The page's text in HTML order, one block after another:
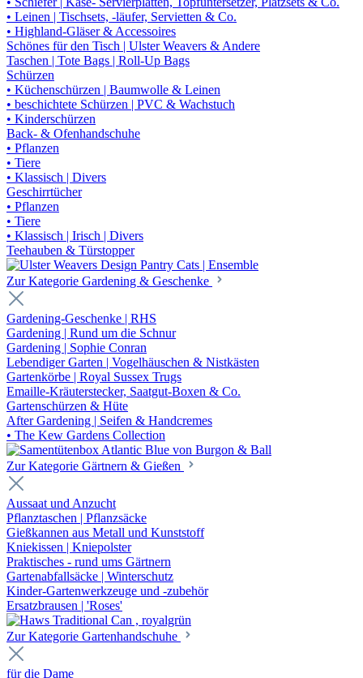
• Leinen | Tischsets, -läufer, Servietten & Co.
• Highland-Gläser & Accessoires
Schönes für den Tisch | Ulster Weavers & Andere
Taschen | Tote Bags | Roll-Up Bags
Schürzen
• Küchenschürzen | Baumwolle & Leinen
• beschichtete Schürzen | PVC & Wachstuch
• Kinderschürzen
Back- & Ofenhandschuhe
• Pflanzen
• Tiere
• Klassisch | Divers
Geschirrtücher
• Pflanzen
• Tiere
• Klassisch | Irisch | Divers
Teehauben & Türstopper
Zur Kategorie Gardening & Geschenke
Gardening-Geschenke | RHS
Gardening | Rund um die Schnur
Gardening | Sophie Conran
Lebendiger Garten | Vogelhäuschen & Nistkästen
Gartenkörbe | Royal Sussex Trugs
Emaille-Kräuterstecker, Saatgut-Boxen & Co.
Gartenschürzen & Hüte
After Gardening | Seifen & Handcremes
• The Kew Gardens Collection
Zur Kategorie Gärtnern & Gießen
Aussaat und Anzucht
Pflanztaschen | Pflanzsäcke
Gießkannen aus Metall und Kunststoff
Kniekissen | Kniepolster
Praktisches - rund ums Gärtnern
Gartenabfallsäcke | Winterschutz
Kinder-Gartenwerkzeuge und -zubehör
Ersatzbrausen | 'Roses'
Zur Kategorie Gartenhandschuhe
für die Dame